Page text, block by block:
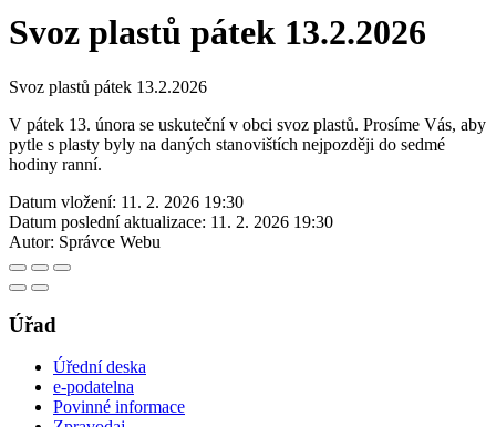
Svoz plastů pátek 13.2.2026
Svoz plastů pátek 13.2.2026
V pátek 13. února se uskuteční v obci svoz plastů. Prosíme Vás, aby
pytle s plasty byly na daných stanovištích nejpozději do sedmé
hodiny ranní.
Datum vložení: 11. 2. 2026 19:30
Datum poslední aktualizace: 11. 2. 2026 19:30
Autor: Správce Webu
Úřad
Úřední deska
e-podatelna
Povinné informace